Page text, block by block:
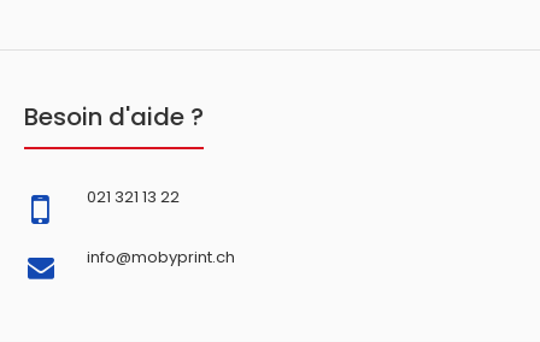
Besoin d'aide ?
021 321 13 22
info@mobyprint.ch